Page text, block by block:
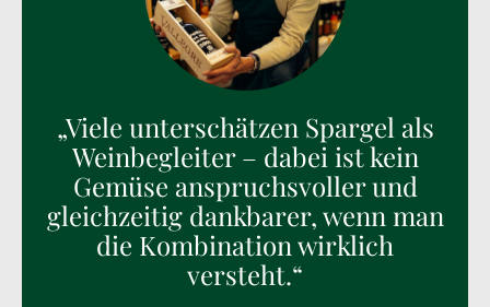
„Viele unterschätzen Spargel als
Weinbegleiter – dabei ist kein
Gemüse anspruchsvoller und
gleichzeitig dankbarer, wenn man
die Kombination wirklich
versteht.“